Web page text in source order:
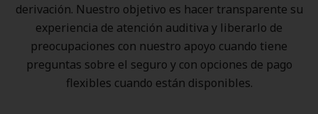
derivación. Nuestro objetivo es hacer transparente su
experiencia de atención auditiva y liberarlo de
preocupaciones con nuestro apoyo cuando tiene
preguntas sobre el seguro y con opciones de pago
flexibles cuando están disponibles.